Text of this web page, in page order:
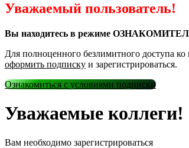
Уважаемый пользователь!
Вы находитесь в режиме
Для полноценного безлимитного доступа
оформить подписку и зарегистрироваться.
Ознакомиться с условиями подписки
Уважаемые коллеги!
Вам необходимо зарегистрироваться